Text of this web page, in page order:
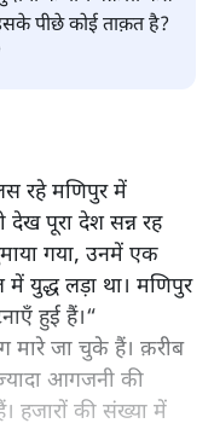
पीछे कोई ताक़त है?
रहे मणिपुर में
देख पूरा देश सन्न रह
गया, उनमें एक
युद्ध लड़ा था। मणिपुर
हुई हैं।“
मारे जा चुके हैं। क़रीब
आगजनी की
हजारों की संख्या में